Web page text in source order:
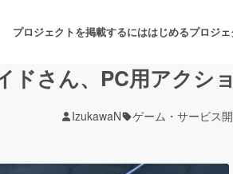
プロジェクトを掲載するにははじめるプロジ
ドさん、PC用アクシ
IzukawaN ゲーム・サービス